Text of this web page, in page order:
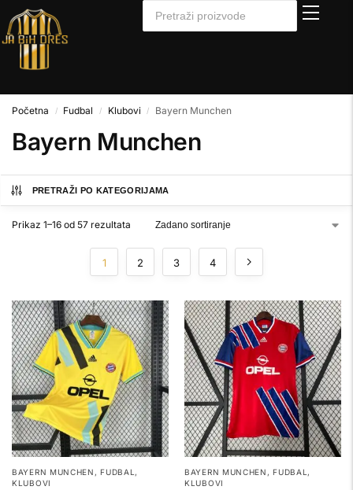
Početna / Fudbal / Klubovi / Bayern Munchen
Bayern Munchen
PRETRAŽI PO KATEGORIJAMA
Prikaz 1–16 od 57 rezultata
1 2 3 4
BAYERN MUNCHEN ,FUDBAL ,
KLUBOVI
BAYERN MUNCHEN ,FUDBAL ,
KLUBOVI